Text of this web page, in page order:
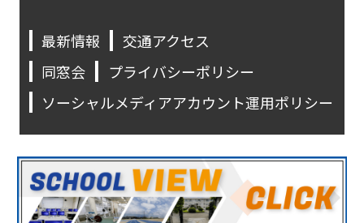
最新情報
交通アクセス
同窓会
プライバシーポリシー
ソーシャルメディアアカウント運用ポリシー